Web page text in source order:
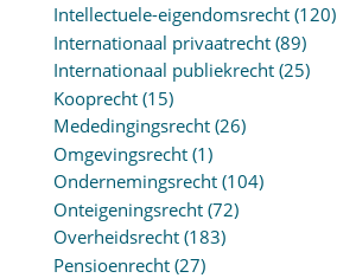
Intellectuele-eigendomsrecht(120)
Internationaal privaatrecht(89)
Internationaal publiekrecht(25)
Kooprecht(15)
Mededingingsrecht(26)
Omgevingsrecht(1)
Ondernemingsrecht(104)
Onteigeningsrecht(72)
Overheidsrecht(183)
Pensioenrecht(27)